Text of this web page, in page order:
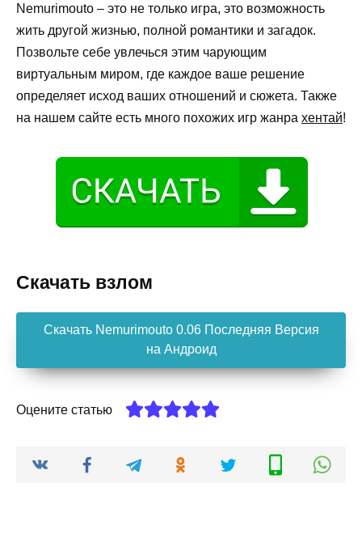
Nemurimouto – это не только игра, это возможность
жить другой жизнью, полной романтики и загадок.
Позвольте себе увлечься этим чарующим
виртуальным миром, где каждое ваше решение
определяет исход ваших отношений и сюжета. Также
на нашем сайте есть много похожих игр жанра хентай!
Скачать взлом
Скачать Nemurimouto 0.06 Последняя Версия
на Андроид
Оцените статью